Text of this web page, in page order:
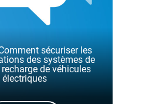
sécuriser les
des systèmes de
de véhicules
électriques